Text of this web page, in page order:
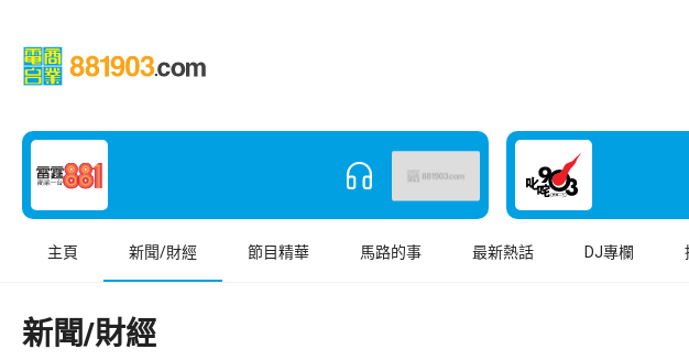
主頁 新聞/財經 節目精華 馬路的事 最新熱話 DJ專欄
新聞/財經